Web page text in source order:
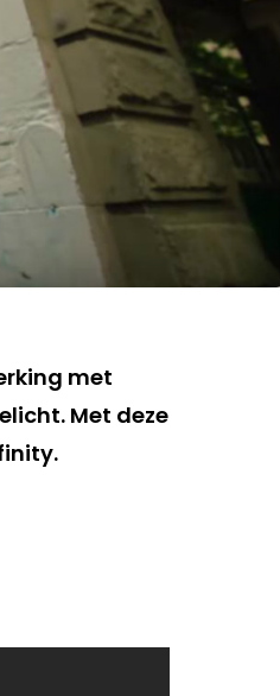
met
Met deze